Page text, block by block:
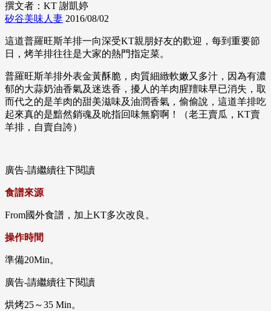
撰文者：KT 謝凱婷
矽谷美味人妻 2016/08/02
這道普羅旺斯羊排一向深受KT親朋好友的歡迎，每到重要節
日，烤羊排往往是大家的熱門指定菜。
普羅旺斯羊排外表金黃酥脆，肉質細緻軟嫩又多汁，因為有濃
郁的大蒜奶油香氣及迷迭香，擾人的羊肉腥羶味早已消失，取
而代之的是羊肉的甜美滋味及油潤香氣，偷偷說，這道羊排吃
起來真的是黯然銷魂及吮指回味無窮啊！（老王賣瓜，KT賣
羊排，自賣自誇）
廣告-請繼續往下閱讀
食譜來源
From國外食譜，加上KT多次改良。
操作時間
準備20Min。
廣告-請繼續往下閱讀
烘烤25～35 Min。